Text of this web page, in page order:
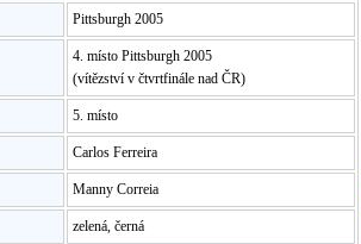
Pittsburgh 2005
4. místo Pittsburgh 2005
(vítězství v čtvrtfinále nad ČR)
5. místo
Carlos Ferreira
Manny Correia
zelená, černá